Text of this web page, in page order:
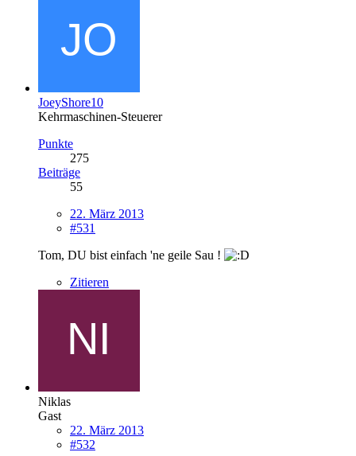
JoeyShore10
Kehrmaschinen-Steuerer
Punkte
275
Beiträge
55
22. März 2013
#531
Tom, DU bist einfach 'ne geile Sau !
Zitieren
Niklas
Gast
22. März 2013
#532